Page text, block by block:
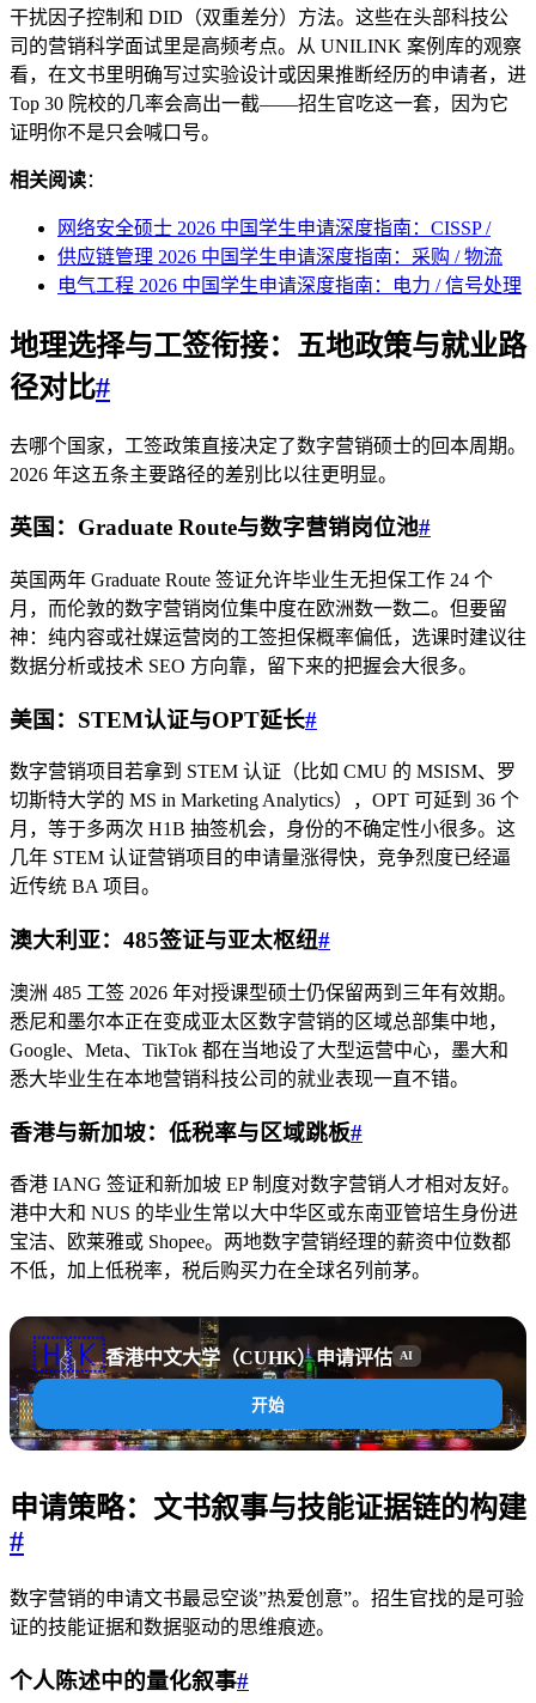
干扰因子控制和 DID（双重差分）方法。这些在头部科技公
司的营销科学面试里是高频考点。从 UNILINK 案例库的观察
看，在文书里明确写过实验设计或因果推断经历的申请者，进
Top 30 院校的几率会高出一截——招生官吃这一套，因为它
证明你不是只会喊口号。
相关阅读：
网络安全硕士 2026 中国学生申请深度指南：CISSP /
供应链管理 2026 中国学生申请深度指南：采购 / 物流
电气工程 2026 中国学生申请深度指南：电力 / 信号处理
地理选择与工签衔接：五地政策与就业路
径对比#
去哪个国家，工签政策直接决定了数字营销硕士的回本周期。
2026 年这五条主要路径的差别比以往更明显。
英国：Graduate Route与数字营销岗位池#
英国两年 Graduate Route 签证允许毕业生无担保工作 24 个
月，而伦敦的数字营销岗位集中度在欧洲数一数二。但要留
神：纯内容或社媒运营岗的工签担保概率偏低，选课时建议往
数据分析或技术 SEO 方向靠，留下来的把握会大很多。
美国：STEM认证与OPT延长#
数字营销项目若拿到 STEM 认证（比如 CMU 的 MSISM、罗
切斯特大学的 MS in Marketing Analytics），OPT 可延到 36 个
月，等于多两次 H1B 抽签机会，身份的不确定性小很多。这
几年 STEM 认证营销项目的申请量涨得快，竞争烈度已经逼
近传统 BA 项目。
澳大利亚：485签证与亚太枢纽#
澳洲 485 工签 2026 年对授课型硕士仍保留两到三年有效期。
悉尼和墨尔本正在变成亚太区数字营销的区域总部集中地，
Google、Meta、TikTok 都在当地设了大型运营中心，墨大和
悉大毕业生在本地营销科技公司的就业表现一直不错。
香港与新加坡：低税率与区域跳板#
香港 IANG 签证和新加坡 EP 制度对数字营销人才相对友好。
港中大和 NUS 的毕业生常以大中华区或东南亚管培生身份进
宝洁、欧莱雅或 Shopee。两地数字营销经理的薪资中位数都
不低，加上低税率，税后购买力在全球名列前茅。
🇭🇰香港中文大学（CUHK）申请评估 AI
开始
申请策略：文书叙事与技能证据链的构建
#
数字营销的申请文书最忌空谈”热爱创意”。招生官找的是可验
证的技能证据和数据驱动的思维痕迹。
个人陈述中的量化叙事#